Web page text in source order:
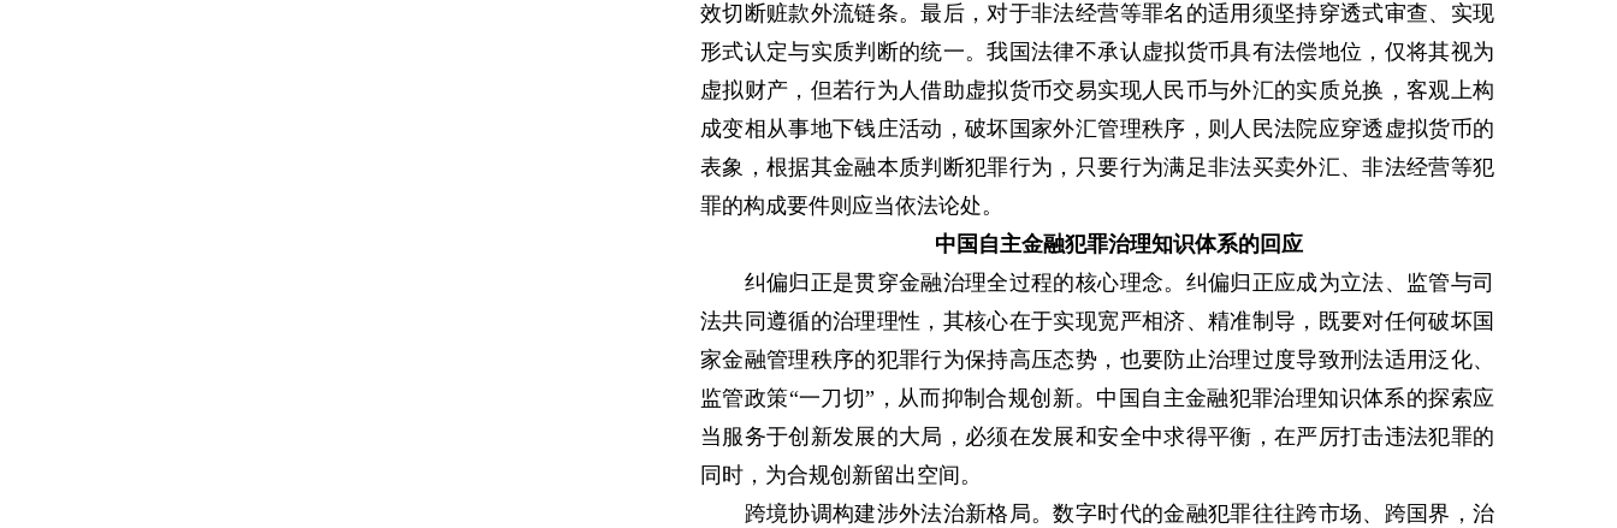
效切断赃款外流链条。最后，对于非法经营等罪名的适用须坚持穿透式审查、实现
形式认定与实质判断的统一。我国法律不承认虚拟货币具有法偿地位，仅将其视为
虚拟财产，但若行为人借助虚拟货币交易实现人民币与外汇的实质兑换，客观上构
成变相从事地下钱庄活动，破坏国家外汇管理秩序，则人民法院应穿透虚拟货币的
表象，根据其金融本质判断犯罪行为，只要行为满足非法买卖外汇、非法经营等犯
罪的构成要件则应当依法论处。
中国自主金融犯罪治理知识体系的回应
纠偏归正是贯穿金融治理全过程的核心理念。纠偏归正应成为立法、监管与司
法共同遵循的治理理性，其核心在于实现宽严相济、精准制导，既要对任何破坏国
家金融管理秩序的犯罪行为保持高压态势，也要防止治理过度导致刑法适用泛化、
监管政策“一刀切”，从而抑制合规创新。中国自主金融犯罪治理知识体系的探索应
当服务于创新发展的大局，必须在发展和安全中求得平衡，在严厉打击违法犯罪的
同时，为合规创新留出空间。
跨境协调构建涉外法治新格局。数字时代的金融犯罪往往跨市场、跨国界，治